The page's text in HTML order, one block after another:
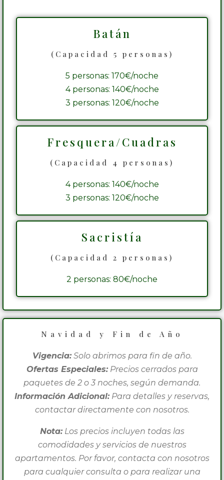
Batán
(Capacidad 5 personas)
5 personas: 170€/noche
4 personas: 140€/noche
3 personas: 120€/noche
Fresquera/Cuadras
(Capacidad 4 personas)
4 personas: 140€/noche
3 personas: 120€/noche
Sacristía
(Capacidad 2 personas)
2 personas: 80€/noche
Navidad y Fin de Año
Vigencia:Solo abrimos para fin de año.
Ofertas Especiales:Precios cerrados para
paquetes de 2 o 3 noches, según demanda.
Información Adicional:Para detalles y reservas,
contactar directamente con nosotros.
Nota:Los precios incluyen todas las
comodidades y servicios de nuestros
apartamentos. Por favor, contacta con nosotros
para cualquier consulta o para realizar una